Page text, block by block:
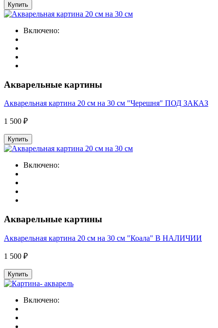
Купить
Включено:
Акварельные картины
Акварельная картина 20 см на 30 см "Черешня" ПОД ЗАКАЗ
1 500 ₽
Купить
Включено:
Акварельные картины
Акварельная картина 20 см на 30 см "Коала" В НАЛИЧИИ
1 500 ₽
Купить
Включено: